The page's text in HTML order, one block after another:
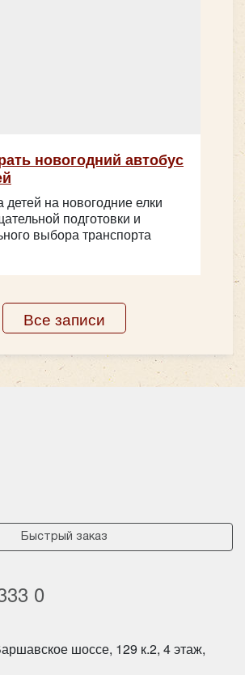
новогодний автобус
детей на новогодние елки
подготовки и
выбора транспорта
Все записи
Быстрый заказ
0
шоссе, 129 к.2, 4 этаж,